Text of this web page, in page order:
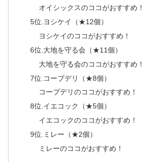
オイシックスのココがおすすめ！
5位.ヨシケイ（★12個）
ヨシケイのココがおすすめ！
6位.大地を守る会（★11個）
大地を守る会のココがおすすめ！
7位.コープデリ（★8個）
コープデリのココがおすすめ！
8位.イエコック（★5個）
イエコックのココがおすすめ！
9位.ミレー（★2個）
ミレーのココがおすすめ！